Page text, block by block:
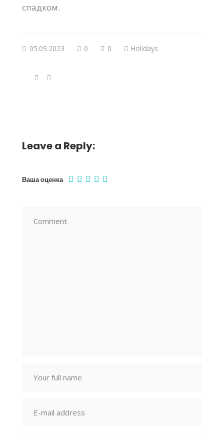
спадком.
05.09.2023 0 0 Holidays
Leave a Reply:
Ваша оценка